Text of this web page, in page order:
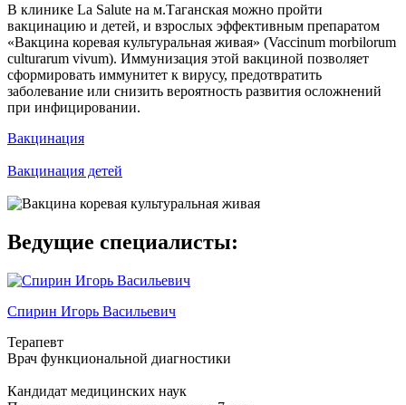
В клинике La Salute на м.Таганская можно пройти
вакцинацию и детей, и взрослых эффективным препаратом
«Вакцина коревая культуральная живая» (Vaccinum morbilorum
culturarum vivum). Иммунизация этой вакциной позволяет
сформировать иммунитет к вирусу, предотвратить
заболевание или снизить вероятность развития осложнений
при инфицировании.
Вакцинация
Вакцинация детей
Ведущие специалисты:
Спирин Игорь Васильевич
Терапевт
Врач функциональной диагностики
Кандидат медицинских наук